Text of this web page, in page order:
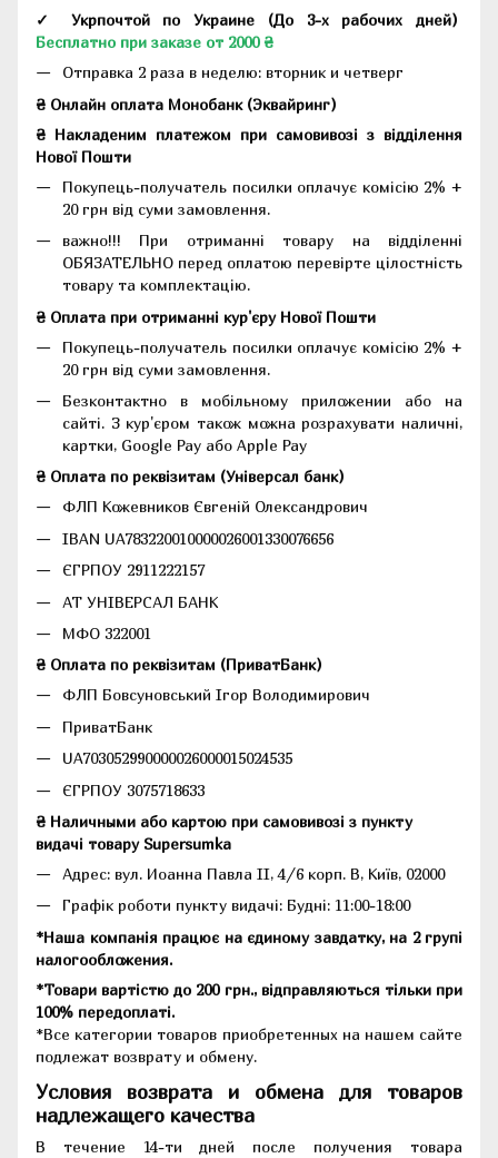
✓ Укрпочтой по Украине (До 3-х рабочих дней)
Бесплатно при заказе от 2000 ₴
Отправка 2 раза в неделю: вторник и четверг
₴ Онлайн оплата Монобанк (Эквайринг)
₴ Накладеним платежом при самовивозі з відділення
Нової Пошти
Покупець-получатель посилки оплачує комісію 2% +
20 грн від суми замовлення.
важно!!! При отриманні товару на відділенні
ОБЯЗАТЕЛЬНО перед оплатою перевірте цілостність
товару та комплектацію.
₴ Оплата при отриманні кур'єру Нової Пошти
Покупець-получатель посилки оплачує комісію 2% +
20 грн від суми замовлення.
Безконтактно в мобільному приложении або на
сайті. З кур'єром також можна розрахувати наличні,
картки, Google Pay або Apple Pay
₴ Оплата по реквізитам (Універсал банк)
ФЛП Кожевников Євгеній Олександрович
IBAN UA783220010000026001330076656
ЄГРПОУ 2911222157
АТ УНІВЕРСАЛ БАНК
МФО 322001
₴ Оплата по реквізитам (ПриватБанк)
ФЛП Бовсуновський Ігор Володимирович
ПриватБанк
UA703052990000026000015024535
ЄГРПОУ 3075718633
₴ Наличными або картою при самовивозі з пункту
видачі товару Supersumka
Адрес: вул. Иоанна Павла II, 4/6 корп. В, Київ, 02000
Графік роботи пункту видачі: Будні: 11:00-18:00
*Наша компанія працює на єдиному завдатку, на 2 групі
налогообложения.
*Товари вартістю до 200 грн., відправляються тільки при
100% передоплаті.
*Все категории товаров приобретенных на нашем сайте
подлежат возврату и обмену.
Условия возврата и обмена для товаров
надлежащего качества
В течение 14-ти дней после получения товара